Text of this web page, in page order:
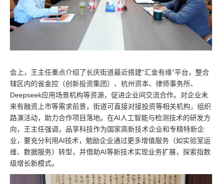
会上，王主任重点介绍了长庆街道最近搭建“汇金有缘”平台，整合
辖区内的省金控（创新投资集团）、杭州资本、律师事务所、
Deepseek应用场景机构等资源，促进企业间交流合作。对企业未
来有融资上市等需求前景，街道可直接对接投资等相关机构，组织
路演活动，助力合作项目落地。在AI人工智能与检测技术的研发方
向，王主任强调，品享科技作为国家高新技术企业和专精特新企
业，要充分利用AI技术，勉励企业通过更多增值服务（如实验室运
维、数据服务）转型，并借助AI等新技术实现业务扩展，探索指数
级增长新模式。